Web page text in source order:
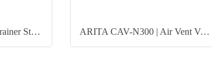
ARITA SYS-S04 | Y-Strainer Stainless Steel ARITA CAV-N300 | Air Vent Valve Cast Steel